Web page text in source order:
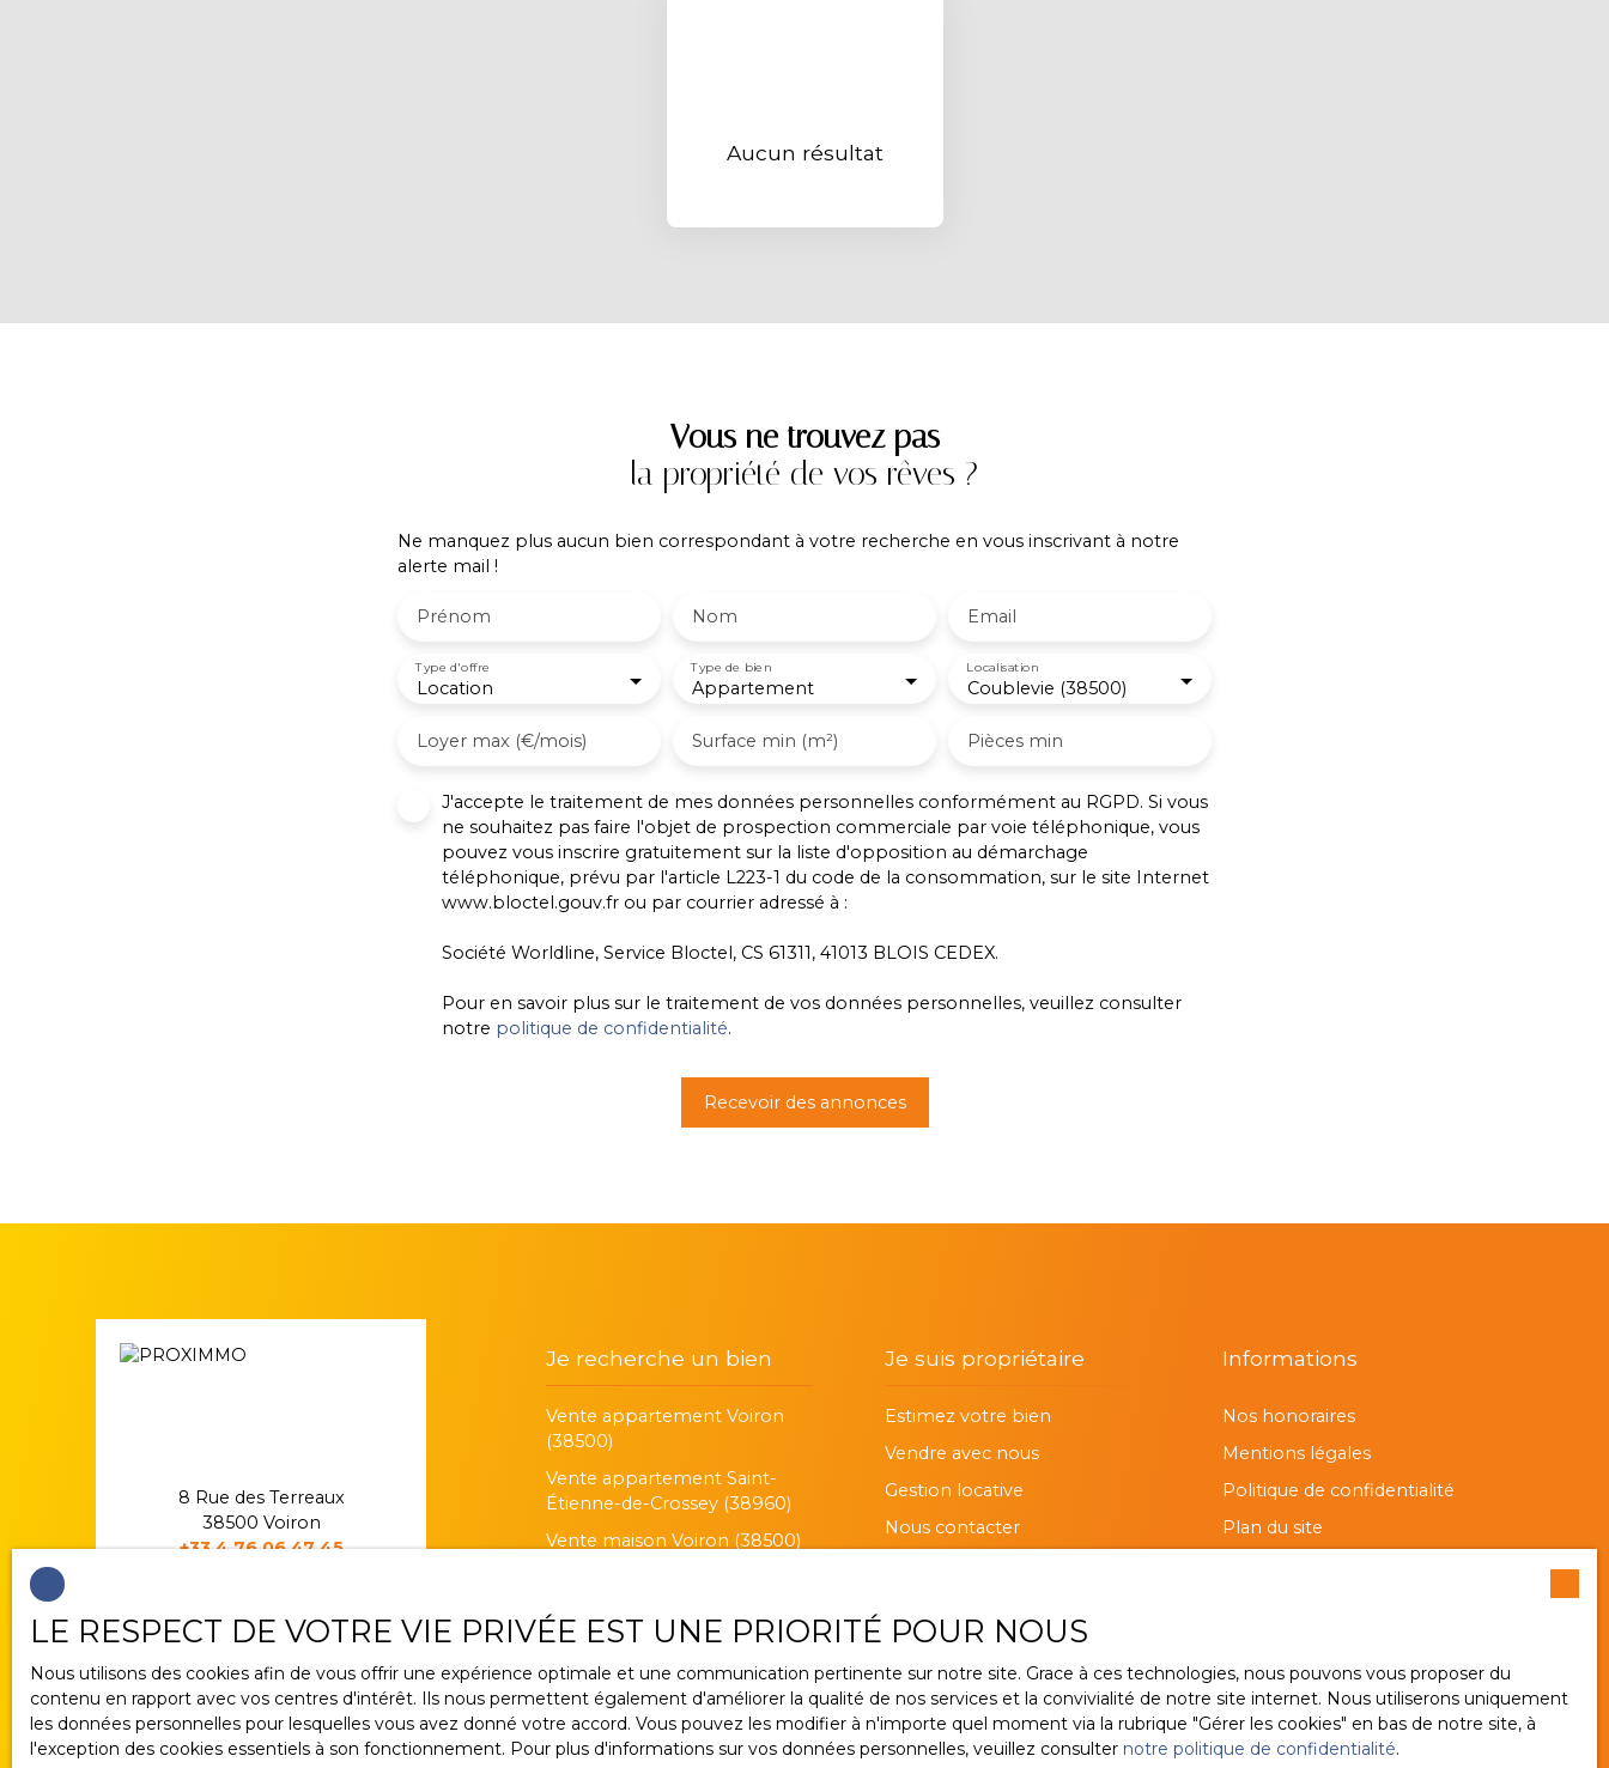
Aucun résultat
Vous ne trouvez pas
la propriété de vos rêves ?
Ne manquez plus aucun bien correspondant à votre recherche en vous inscrivant à notre
alerte mail !
Prénom Nom Email
Location
Type d'offre
Appartement
Type de bien
Coublevie (38500)
Localisation
Loyer max (€/mois) Surface min (m²) Pièces min
J'accepte le traitement de mes données personnelles conformément au RGPD. Si vous
ne souhaitez pas faire l'objet de prospection commerciale par voie téléphonique, vous
pouvez vous inscrire gratuitement sur la liste d'opposition au démarchage
téléphonique, prévu par l'article L223-1 du code de la consommation, sur le site Internet
www.bloctel.gouv.fr ou par courrier adressé à :
Société Worldline, Service Bloctel, CS 61311, 41013 BLOIS CEDEX.
Pour en savoir plus sur le traitement de vos données personnelles, veuillez consulter
notre politique de confidentialité.
Recevoir des annonces
8 Rue des Terreaux
38500 Voiron
+33 4 76 06 47 45
Je recherche un bien
Vente appartement Voiron
(38500)
Vente appartement Saint-
Étienne-de-Crossey (38960)
Vente maison Voiron (38500)
Vente appartement Claix
(38640)
Vente appartement Tullins
(38210)
Je suis propriétaire
Estimez votre bien
Vendre avec nous
Gestion locative
Nous contacter
Informations
Nos honoraires
Mentions légales
Politique de confidentialité
Plan du site
LE RESPECT DE VOTRE VIE PRIVÉE EST UNE PRIORITÉ POUR NOUS
Nous utilisons des cookies afin de vous offrir une expérience optimale et une communication pertinente sur notre site. Grace à ces technologies, nous pouvons vous proposer du
contenu en rapport avec vos centres d'intérêt. Ils nous permettent également d'améliorer la qualité de nos services et la convivialité de notre site internet. Nous utiliserons uniquement
les données personnelles pour lesquelles vous avez donné votre accord. Vous pouvez les modifier à n'importe quel moment via la rubrique ″Gérer les cookies″ en bas de notre site, à
l'exception des cookies essentiels à son fonctionnement. Pour plus d'informations sur vos données personnelles, veuillez consulter notre politique de confidentialité.